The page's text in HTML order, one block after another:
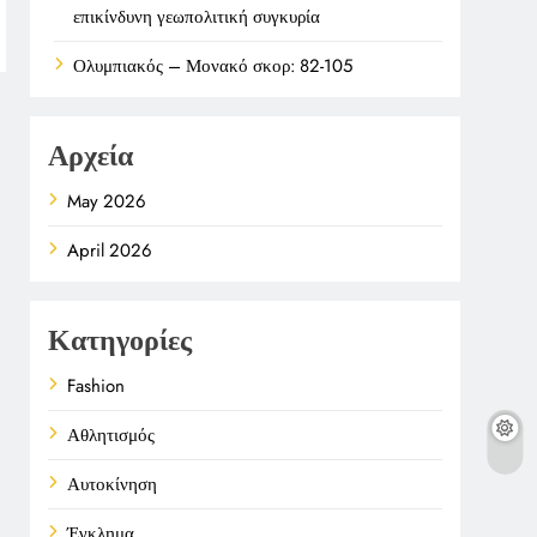
επικίνδυνη γεωπολιτική συγκυρία
Ολυμπιακός – Μονακό σκορ: 82-105
Αρχεία
May 2026
April 2026
Κατηγορίες
Fashion
Αθλητισμός
Αυτοκίνηση